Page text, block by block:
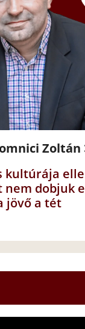
Zoltán
kultúrája
nem dobjuk
jövő a tét